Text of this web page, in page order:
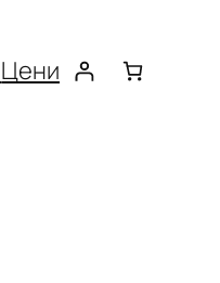
Цени